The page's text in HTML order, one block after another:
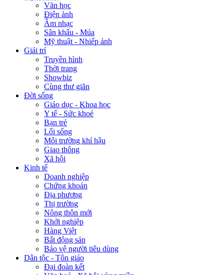
Văn học
Điện ảnh
Âm nhạc
Sân khấu - Múa
Mỹ thuật - Nhiếp ảnh
Giải trí
Truyền hình
Thời trang
Showbiz
Cùng thư giãn
Đời sống
Giáo dục - Khoa học
Y tế - Sức khoẻ
Bạn trẻ
Lối sống
Môi trường khí hậu
Giao thông
Xã hội
Kinh tế
Doanh nghiệp
Chứng khoán
Địa phương
Thị trường
Nông thôn mới
Khởi nghiệp
Hàng Việt
Bất động sản
Bảo vệ người tiêu dùng
Dân tộc - Tôn giáo
Đại đoàn kết